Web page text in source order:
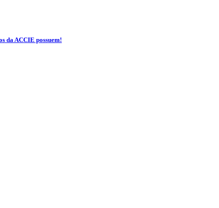
da ACCIE possuem!